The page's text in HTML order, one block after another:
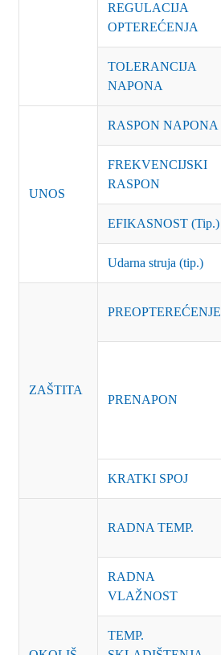
REGULACIJA
OPTEREĆENJA
TOLERANCIJA
NAPONA
UNOS
RASPON NAPONA
FREKVENCIJSKI
RASPON
EFIKASNOST (Tip.)
Udarna struja (tip.)
ZAŠTITA
PREOPTEREĆENJE
PRENAPON
KRATKI SPOJ
RADNA TEMP.
RADNA
VLAŽNOST
TEMP.